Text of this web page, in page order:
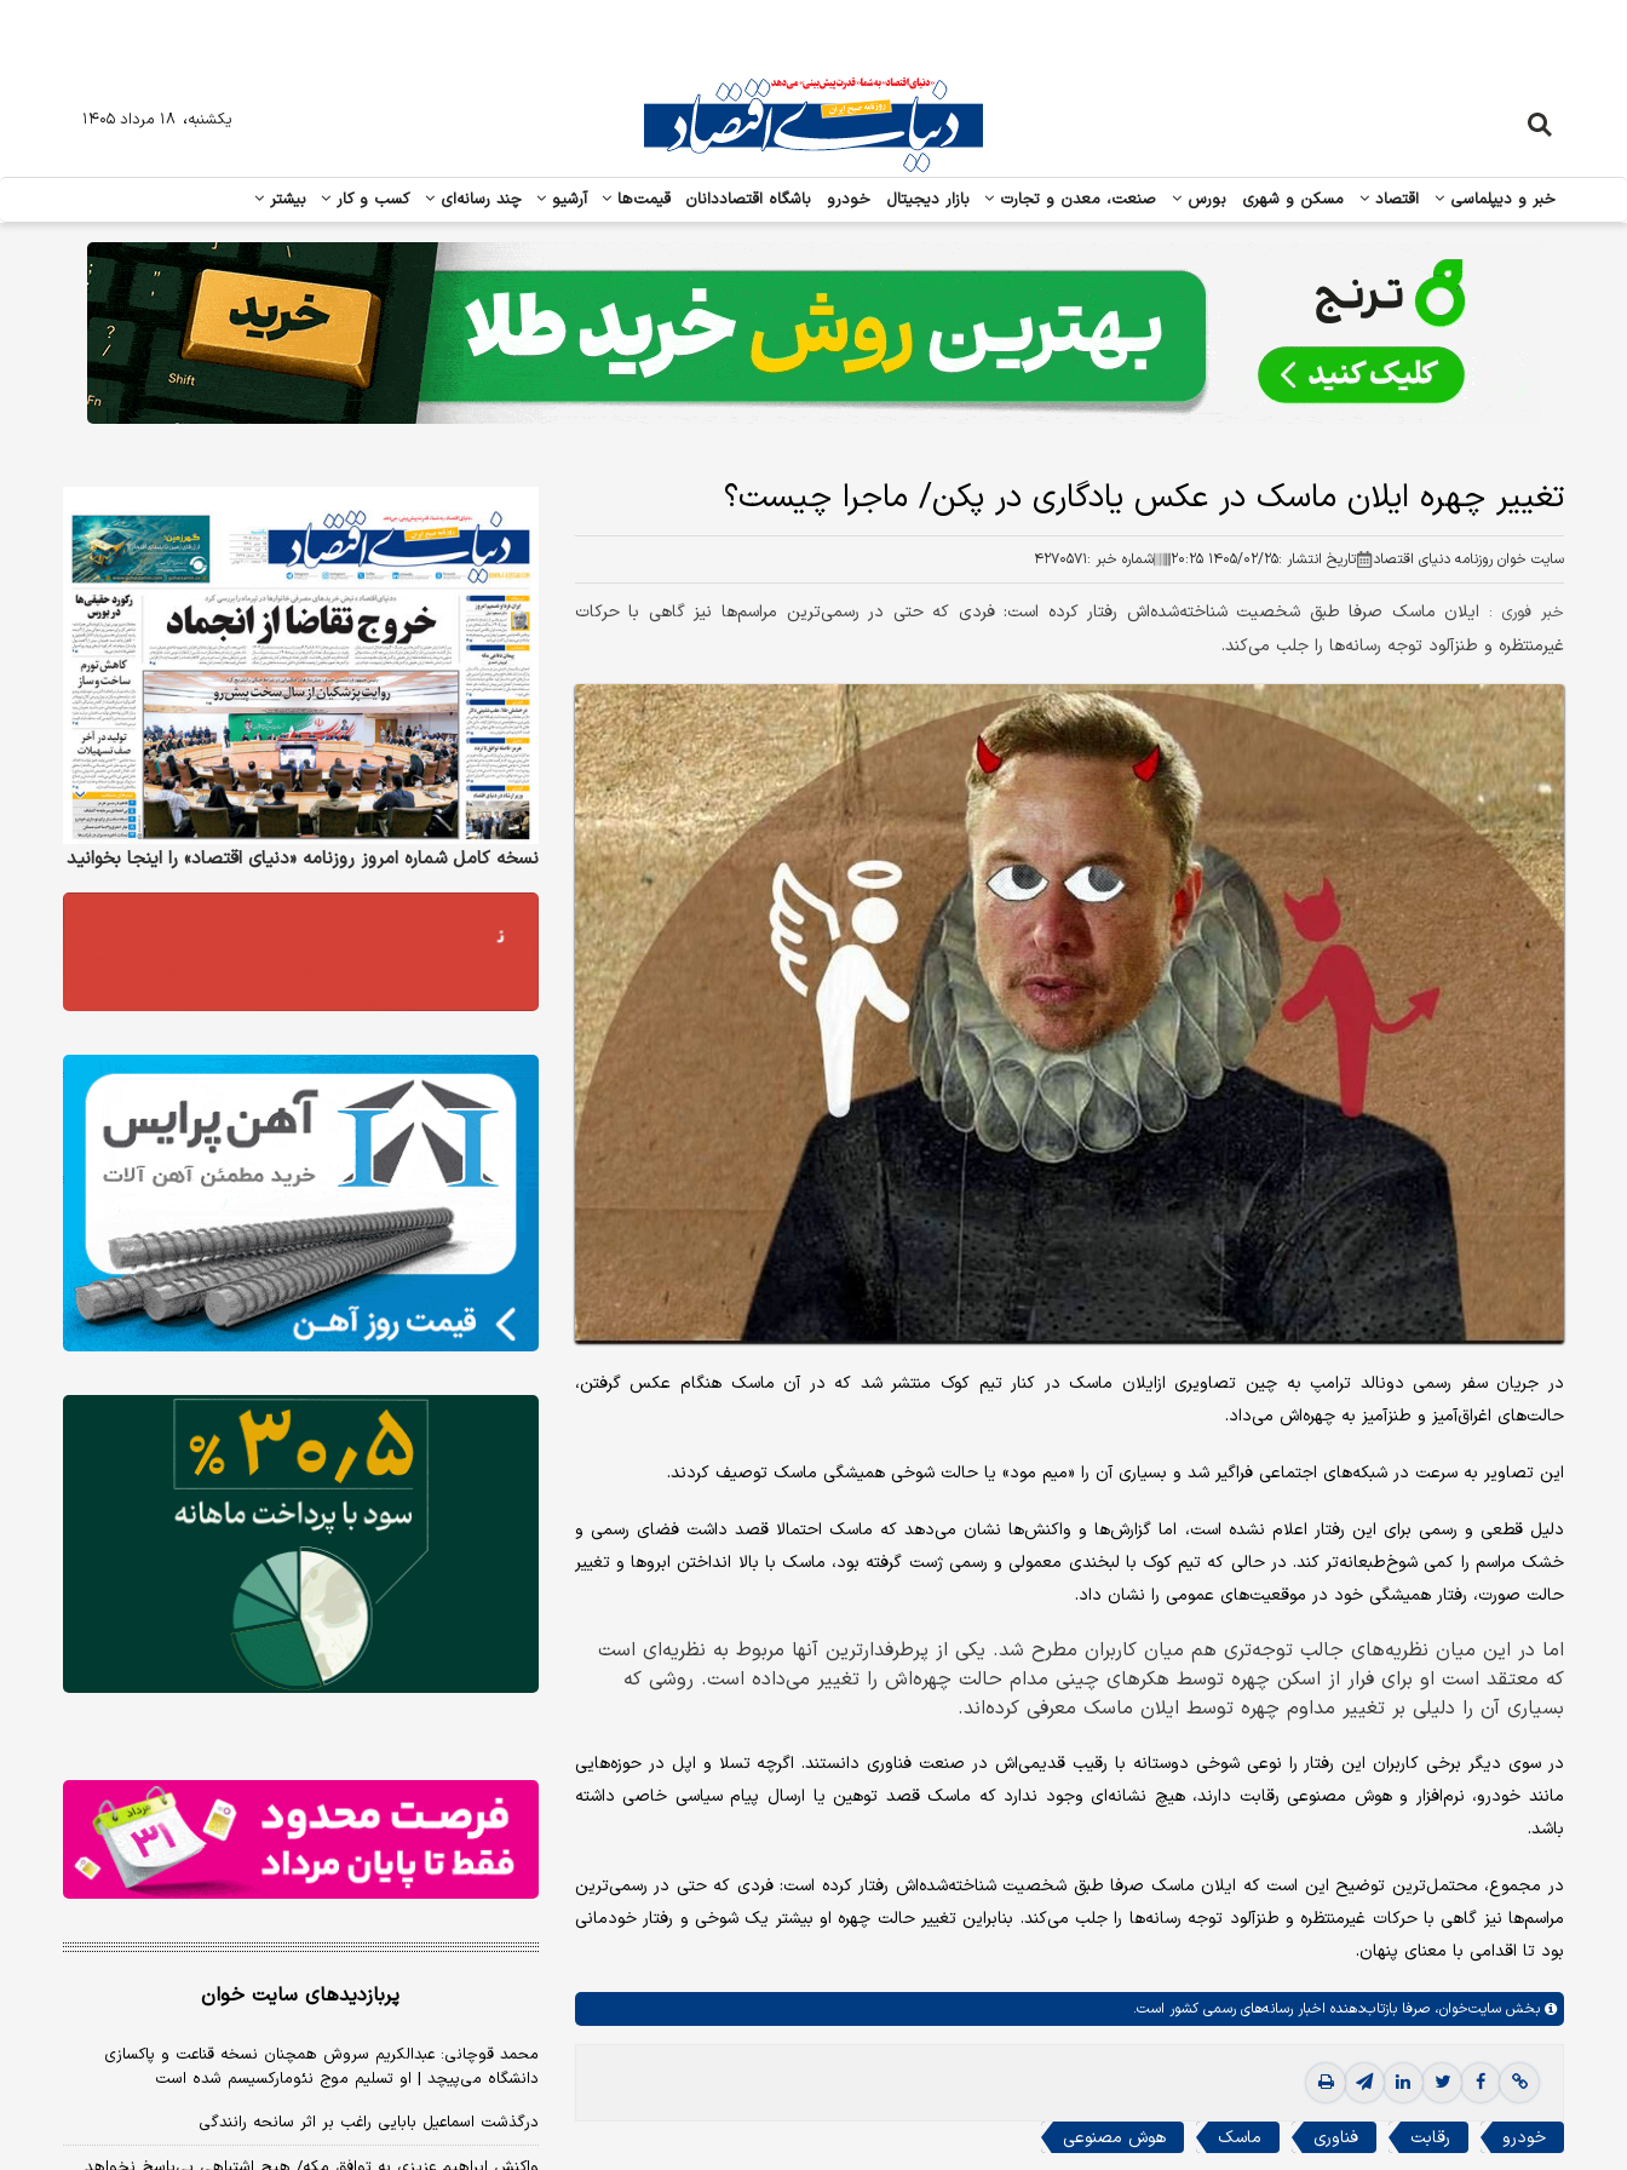
خبر و دیپلماسی اقتصاد مسکن و شهری بورس صنعت، معدن و تجارت بازار دیجیتال خودرو باشگاه اقتصاددانان قیمت‌ها آرشیو چند رسانه‌ای کسب و کار بیشتر
یکشنبه، ۱۸ مرداد ۱۴۰۵
تغییر چهره ایلان ماسک در عکس یادگاری در پکن/ ماجرا چیست؟
سایت خوان روزنامه دنیای اقتصاد تاریخ انتشار :۱۴۰۵/۰۲/۲۵ ۲۰:۲۵ شماره خبر :۴۲۷۰۵۷۱
خبر فوری : ایلان ماسک صرفا طبق شخصیت شناخته‌شده‌اش رفتار کرده است: فردی که حتی در رسمی‌ترین مراسم‌ها نیز گاهی با حرکات
غیرمنتظره و طنزآلود توجه رسانه‌ها را جلب می‌کند.
در جریان سفر رسمی دونالد ترامپ به چین تصاویری ازایلان ماسک در کنار تیم کوک منتشر شد که در آن ماسک هنگام عکس گرفتن،
حالت‌های اغراق‌آمیز و طنزآمیز به چهره‌اش می‌داد.
این تصاویر به سرعت در شبکه‌های اجتماعی فراگیر شد و بسیاری آن را «میم مود» یا حالت شوخی همیشگی ماسک توصیف کردند.
دلیل قطعی و رسمی برای این رفتار اعلام نشده است، اما گزارش‌ها و واکنش‌ها نشان می‌دهد که ماسک احتمالا قصد داشت فضای رسمی و
خشک مراسم را کمی شوخ‌طبعانه‌تر کند. در حالی که تیم کوک با لبخندی معمولی و رسمی ژست گرفته بود، ماسک با بالا انداختن ابروها و تغییر
حالت صورت، رفتار همیشگی خود در موقعیت‌های عمومی را نشان داد.
اما در این میان نظریه‌های جالب توجه‌تری هم میان کاربران مطرح شد. یکی از پرطرفدارترین آنها مربوط به نظریه‌ای است
که معتقد است او برای فرار از اسکن چهره توسط هکرهای چینی مدام حالت چهره‌اش را تغییر می‌داده است. روشی که
بسیاری آن را دلیلی بر تغییر مداوم چهره توسط ایلان ماسک معرفی کرده‌اند.
در سوی دیگر برخی کاربران این رفتار را نوعی شوخی دوستانه با رقیب قدیمی‌اش در صنعت فناوری دانستند. اگرچه تسلا و اپل در حوزه‌هایی
مانند خودرو، نرم‌افزار و هوش مصنوعی رقابت دارند، هیچ نشانه‌ای وجود ندارد که ماسک قصد توهین یا ارسال پیام سیاسی خاصی داشته
باشد.
در مجموع، محتمل‌ترین توضیح این است که ایلان ماسک صرفا طبق شخصیت شناخته‌شده‌اش رفتار کرده است: فردی که حتی در رسمی‌ترین
مراسم‌ها نیز گاهی با حرکات غیرمنتظره و طنزآلود توجه رسانه‌ها را جلب می‌کند. بنابراین تغییر حالت چهره او بیشتر یک شوخی و رفتار خودمانی
بود تا اقدامی با معنای پنهان.
بخش سایت‌خوان، صرفا بازتاب‌دهنده اخبار رسانه‌های رسمی کشور است.
خودرو رقابت فناوری ماسک هوش مصنوعی
نسخه کامل شماره امروز روزنامه «دنیای‌ اقتصاد» را اینجا بخوانید
پربازدیدهای سایت خوان
محمد قوچانی: عبدالکریم سروش همچنان نسخه قناعت و پاکسازی
دانشگاه می‌پیچد | او تسلیم موج نئومارکسیسم شده است
درگذشت اسماعیل بابایی راغب بر اثر سانحه رانندگی